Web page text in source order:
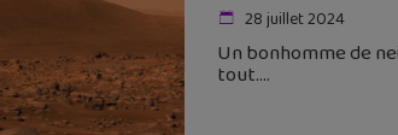
28 juillet 2024
Un bonhomme de
tout.